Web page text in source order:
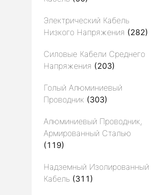
Электрический Кабель
Низкого Напряжения (282)
Силовые Кабели Среднего
Напряжения (203)
Голый Алюминиевый
Проводник (303)
Алюминиевый Проводник,
Армированный Сталью
(119)
Надземный Изолированный
Кабель (311)